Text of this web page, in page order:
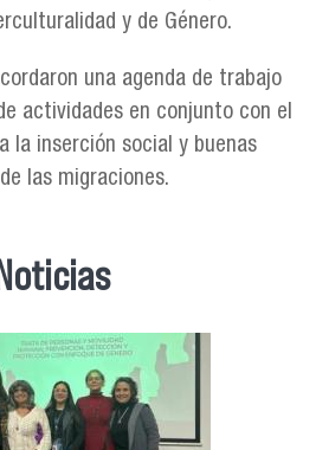
y de Género.
una agenda de trabajo
actividades en conjunto con el
la inserción social y buenas
las migraciones.
Noticias